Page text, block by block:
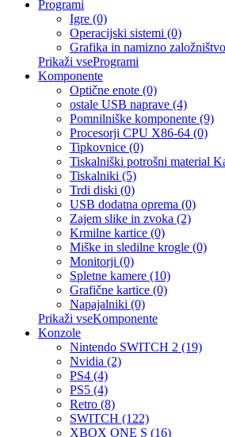
Programi
Igre (0)
Operacijski sistemi (0)
Grafika in namizno
Prikaži vseProgrami
Komponente
Optične enote (0)
ostale USB naprave (4)
Pomnilniške komponente (9)
Procesorji CPU X86-64 (0)
Tipkovnice (0)
Tiskalniški potrošni material
Tiskalniki (5)
Trdi diski (0)
USB dodatna oprema (0)
Zajem slike in zvoka (2)
Krmilne kartice (0)
Miške in sledilne krogle (0)
Monitorji (0)
Spletne kamere (10)
Grafične kartice (0)
Napajalniki (0)
Prikaži vseKomponente
Konzole
Nintendo SWITCH 2 (19)
Nvidia (2)
PS4 (4)
PS5 (4)
Retro (8)
SWITCH (122)
XBOX ONE S (16)